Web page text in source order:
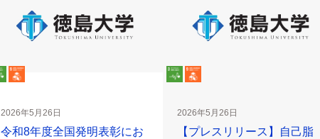
2026年5月26日
令和8年度全国発明表彰にお
2026年5月26日
【プレスリリース】自己脂